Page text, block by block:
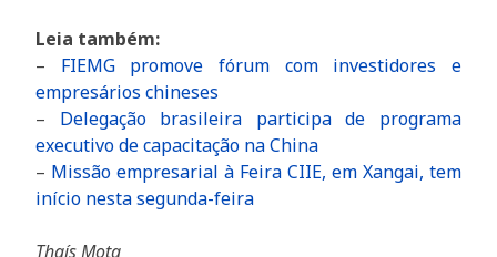
Leia também:
– FIEMG promove fórum com investidores e
empresários chineses
– Delegação brasileira participa de programa
executivo de capacitação na China
– Missão empresarial à Feira CIIE, em Xangai, tem
início nesta segunda-feira
Thaís Mota